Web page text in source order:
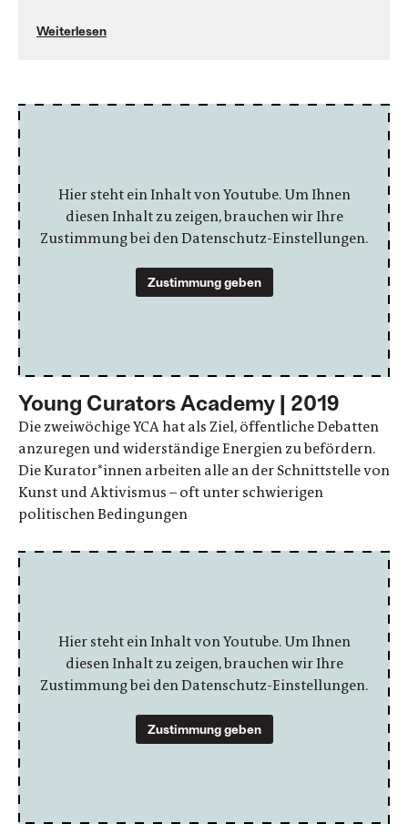
Weiterlesen
Hier steht ein Inhalt von Youtube. Um Ihnen
diesen Inhalt zu zeigen, brauchen wir Ihre
Zustimmung bei den Datenschutz-Einstellungen.
Zustimmung geben
Young Curators Academy | 2019
Die zweiwöchige YCA hat als Ziel, öffentliche Debatten
anzuregen und widerständige Energien zu befördern.
Die Kurator*innen arbeiten alle an der Schnittstelle von
Kunst und Aktivismus – oft unter schwierigen
politischen Bedingungen
Hier steht ein Inhalt von Youtube. Um Ihnen
diesen Inhalt zu zeigen, brauchen wir Ihre
Zustimmung bei den Datenschutz-Einstellungen.
Zustimmung geben